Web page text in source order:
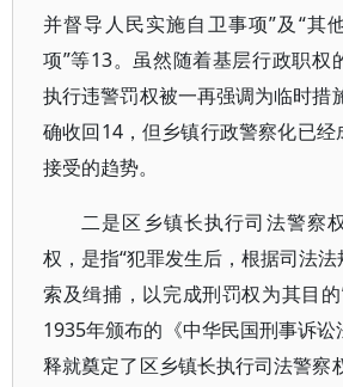
并督导人民实施自卫事项”及“其
项”等13。虽然随着基层行政职权
执行违警罚权被一再强调为临时措
确收回14，但乡镇行政警察化已
接受的趋势。
二是区乡镇长执行司法警察
权，是指“犯罪发生后，根据司法
索及缉捕，以完成刑罚权为其目的
1935年颁布的《中华民国刑事诉
释就奠定了区乡镇长执行司法警察